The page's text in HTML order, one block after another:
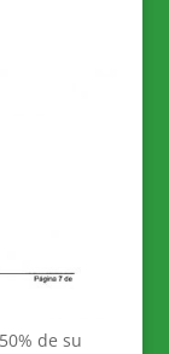
de su